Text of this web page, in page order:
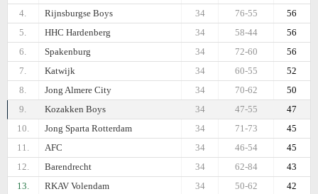
4.
Rijnsburgse Boys 56
76-55
34
5.
HHC Hardenberg 56
58-44
34
6.
Spakenburg 56
72-60
34
7.
Katwijk 52
60-55
34
8.
Jong Almere City 50
70-62
34
9.
Kozakken Boys 47
47-55
34
10.
Jong Sparta Rotterdam 45
71-73
34
11.
AFC 45
46-54
34
12.
Barendrecht 43
62-84
34
13.
RKAV Volendam 42
50-62
34